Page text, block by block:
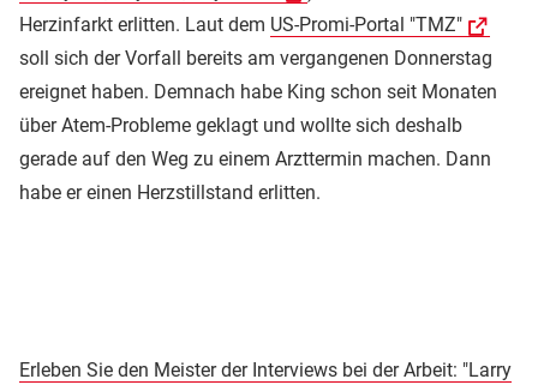
Herzinfarkt erlitten. Laut dem US-Promi-Portal "TMZ"
soll sich der Vorfall bereits am vergangenen Donnerstag
ereignet haben. Demnach habe King schon seit Monaten
über Atem-Probleme geklagt und wollte sich deshalb
gerade auf den Weg zu einem Arzttermin machen. Dann
habe er einen Herzstillstand erlitten.
Erleben Sie den Meister der Interviews bei der Arbeit: "Larry